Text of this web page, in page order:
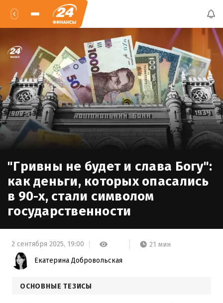
"Гривны не будет и слава Богу":
как деньги, которых опасались
в 90-х, стали символом
государственности
2 сентября 2025, 19:00
21 мин
Екатерина Добровольская
ОСНОВНЫЕ ТЕЗИСЫ